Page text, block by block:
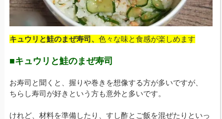
キュウリと鮭のまぜ寿司、 色々な味と食感が楽しめます
■キュウリと鮭のまぜ寿司
お寿司と聞くと、握りや巻きを想像する方が多いですが、
ちらし寿司が好きという方も意外と多いです。
けれど、材料を準備したり、すし酢とご飯を混ぜたりといっ